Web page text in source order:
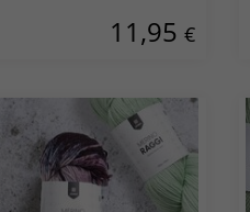
11,95 €